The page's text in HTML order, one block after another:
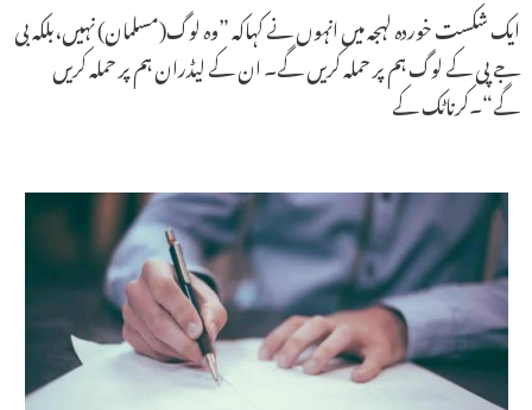
ایک شکست خوردہ لہجہ میں انہوں نے کہاکہ ”وہ لوگ(مسلمان) نہیں،بلکہ بی
جے پی کے لوگ ہم پر حملہ کریں گے۔ ان کے لیڈران ہم پر حملہ کریں
گے“۔کرناٹک کے